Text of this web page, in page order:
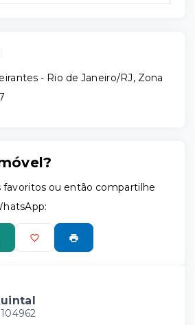
- Rio de Janeiro/RJ, Zona
favoritos ou então compartilhe
104962